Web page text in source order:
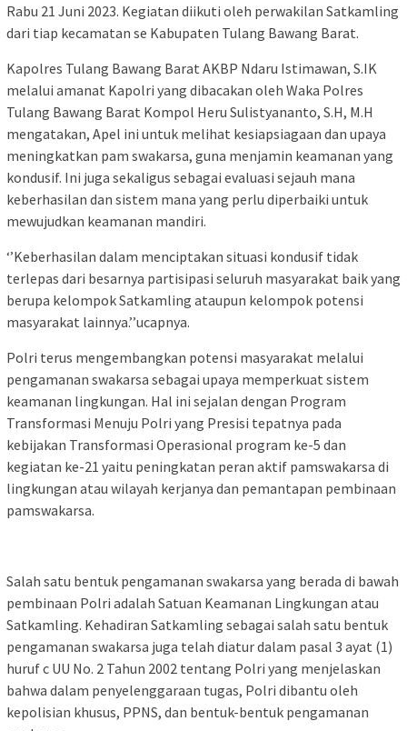
Rabu 21 Juni 2023. Kegiatan diikuti oleh perwakilan Satkamling
dari tiap kecamatan se Kabupaten Tulang Bawang Barat.
Kapolres Tulang Bawang Barat AKBP Ndaru Istimawan, S.IK
melalui amanat Kapolri yang dibacakan oleh Waka Polres
Tulang Bawang Barat Kompol Heru Sulistyananto, S.H, M.H
mengatakan, Apel ini untuk melihat kesiapsiagaan dan upaya
meningkatkan pam swakarsa, guna menjamin keamanan yang
kondusif. Ini juga sekaligus sebagai evaluasi sejauh mana
keberhasilan dan sistem mana yang perlu diperbaiki untuk
mewujudkan keamanan mandiri.
‘’Keberhasilan dalam menciptakan situasi kondusif tidak
terlepas dari besarnya partisipasi seluruh masyarakat baik yang
berupa kelompok Satkamling ataupun kelompok potensi
masyarakat lainnya.’’ucapnya.
Polri terus mengembangkan potensi masyarakat melalui
pengamanan swakarsa sebagai upaya memperkuat sistem
keamanan lingkungan. Hal ini sejalan dengan Program
Transformasi Menuju Polri yang Presisi tepatnya pada
kebijakan Transformasi Operasional program ke-5 dan
kegiatan ke-21 yaitu peningkatan peran aktif pamswakarsa di
lingkungan atau wilayah kerjanya dan pemantapan pembinaan
pamswakarsa.
Salah satu bentuk pengamanan swakarsa yang berada di bawah
pembinaan Polri adalah Satuan Keamanan Lingkungan atau
Satkamling. Kehadiran Satkamling sebagai salah satu bentuk
pengamanan swakarsa juga telah diatur dalam pasal 3 ayat (1)
huruf c UU No. 2 Tahun 2002 tentang Polri yang menjelaskan
bahwa dalam penyelenggaraan tugas, Polri dibantu oleh
kepolisian khusus, PPNS, dan bentuk-bentuk pengamanan